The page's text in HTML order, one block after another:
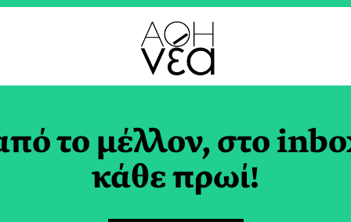
Eκλογές |
και
το μέλλον, στο
κάθε πρωί!